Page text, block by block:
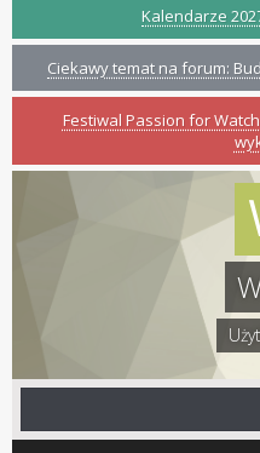
Kalendarze
Ciekawy temat na forum:
Festiwal Passion for